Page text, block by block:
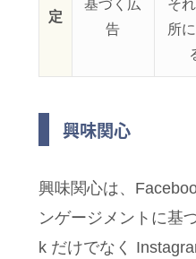
定
基づく広
告
そ
所
興味関心
興味関心は、
ンゲージメントに基
k だけでなく